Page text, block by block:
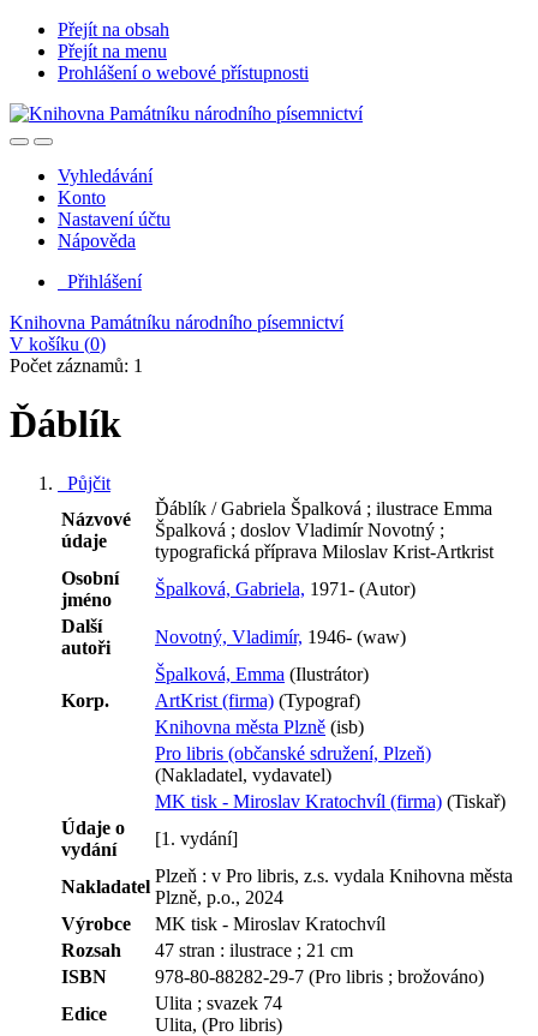
Přejít na obsah
Přejít na menu
Prohlášení o webové přístupnosti
Vyhledávání
Konto
Nastavení účtu
Nápověda
Přihlášení
Knihovna Památníku národního písemnictví
V košíku (0)
Počet záznamů: 1
Ďáblík
Půjčit
Názvové
údaje
Ďáblík / Gabriela Špalková ; ilustrace Emma
Špalková ; doslov Vladimír Novotný ;
typografická příprava Miloslav Krist-Artkrist
Osobní
jméno
Špalková, Gabriela, 1971- (Autor)
Další
autoři
Novotný, Vladimír, 1946- (waw)
Špalková, Emma (Ilustrátor)
Korp.
ArtKrist (firma) (Typograf)
Knihovna města Plzně (isb)
Pro libris (občanské sdružení, Plzeň)
(Nakladatel, vydavatel)
MK tisk - Miroslav Kratochvíl (firma) (Tiskař)
Údaje o
vydání
[1. vydání]
Nakladatel
Plzeň : v Pro libris, z.s. vydala Knihovna města
Plzně, p.o., 2024
Výrobce
MK tisk - Miroslav Kratochvíl
Rozsah
47 stran : ilustrace ; 21 cm
ISBN
978-80-88282-29-7 (Pro libris ; brožováno)
Edice
Ulita ; svazek 74
Ulita, (Pro libris)